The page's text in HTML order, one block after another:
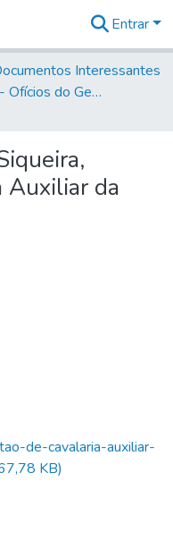
Entrar
Interessantes
Volume 83 - Ofícios do General Martim Lopes Lobo de Saldanha (Governador da Capitania): 1780- 1782
Auxiliar da
de-cavalaria-auxiliar-
KB)